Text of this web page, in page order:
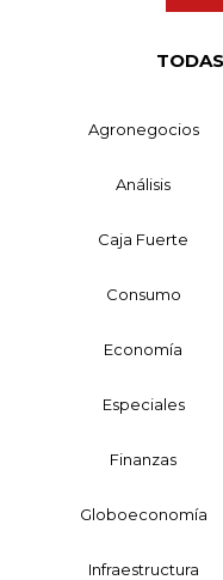
Agronegocios
Análisis
Caja Fuerte
Consumo
Economía
Especiales
Finanzas
Globoeconomía
Infraestructura